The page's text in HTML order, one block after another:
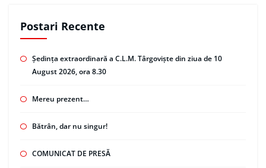
Postari Recente
Ședința extraordinară a C.L.M. Târgoviște din ziua de 10
August 2026, ora 8.30
Mereu prezent…
Bătrân, dar nu singur!
COMUNICAT DE PRESĂ